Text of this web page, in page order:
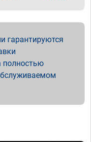
гарантируются
полностью